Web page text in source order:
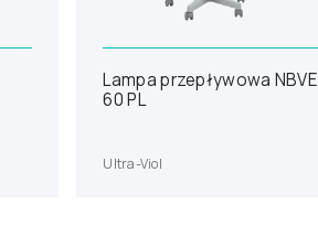
Lampa przepływowa NBVE
60 PL
Ultra-Viol